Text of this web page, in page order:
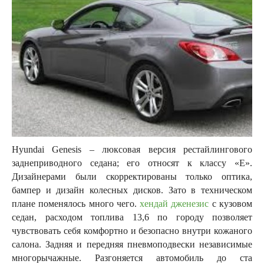
Hyundai Genesis – люксовая версия рестайлингового
заднеприводного седана; его относят к классу «Е».
Дизайнерами были скорректированы только оптика,
бампер и дизайн колесных дисков. Зато в техническом
плане поменялось много чего.хендай дженезис с кузовом
седан, расходом топлива 13,6 по городу позволяет
чувствовать себя комфортно и безопасно внутри кожаного
салона. Задняя и передняя пневмоподвески независимые
многорычажные. Разгоняется автомобиль до ста